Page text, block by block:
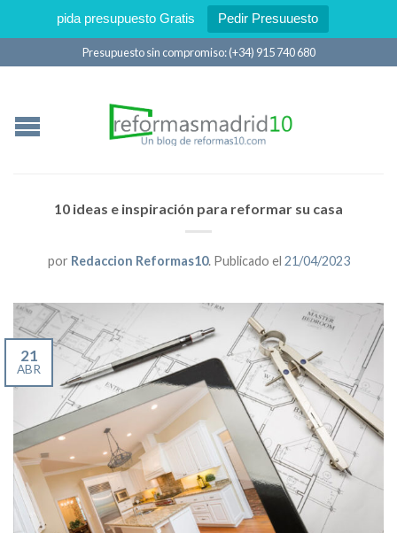
pida presupuesto Gratis Pedir Presuuesto
Presupuesto sin compromiso: (+34) 915 740 680
10 ideas e inspiración para reformar su casa
por Redaccion Reformas10.Publicado el 21/04/2023
21
ABR